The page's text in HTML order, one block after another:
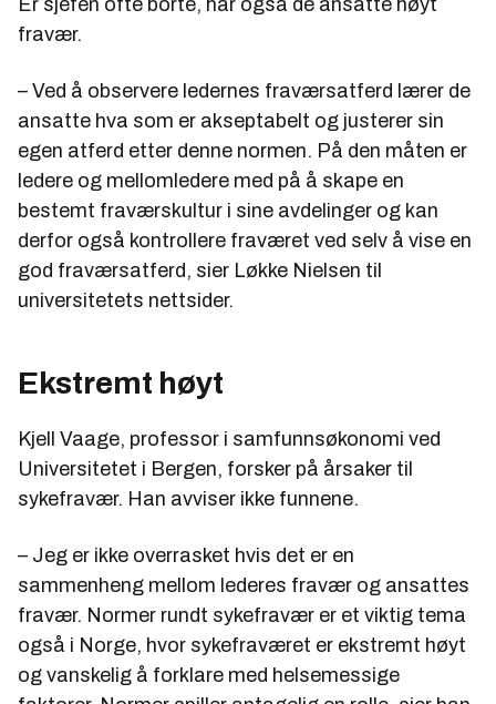
fravær.
– Ved å observere ledernes fraværsatferd lærer de
ansatte hva som er akseptabelt og justerer sin
egen atferd etter denne normen. På den måten er
ledere og mellomledere med på å skape en
bestemt fraværskultur i sine avdelinger og kan
derfor også kontrollere fraværet ved selv å vise en
god fraværsatferd, sier Løkke Nielsen til
universitetets nettsider.
Ekstremt høyt
Kjell Vaage, professor i samfunnsøkonomi ved
Universitetet i Bergen, forsker på årsaker til
sykefravær. Han avviser ikke funnene.
– Jeg er ikke overrasket hvis det er en
sammenheng mellom lederes fravær og ansattes
fravær. Normer rundt sykefravær er et viktig tema
også i Norge, hvor sykefraværet er ekstremt høyt
og vanskelig å forklare med helsemessige